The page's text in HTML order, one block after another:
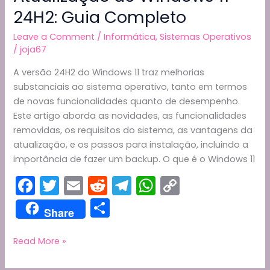
24H2: Guia Completo
Leave a Comment /Informática,Sistemas Operativos
/joja67
A versão 24H2 do Windows 11 traz melhorias
substanciais ao sistema operativo, tanto em termos
de novas funcionalidades quanto de desempenho.
Este artigo aborda as novidades, as funcionalidades
removidas, os requisitos do sistema, as vantagens da
atualização, e os passos para instalação, incluindo a
importância de fazer um backup. O que é o Windows 11
F
a
c
e
b
T
w
itt
er
E
m
ai
R
e
d
t
T
el
a
W
h
A Li
Share
Atualização
Read More »